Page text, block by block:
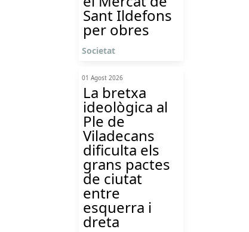
Sant Ildefons
per obres
Societat
01 Agost 2026
La bretxa
ideològica al
Ple de
Viladecans
dificulta els
grans pactes
de ciutat
entre
esquerra i
dreta